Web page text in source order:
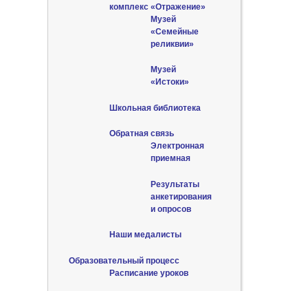
комплекс «Отражение»
Музей
«Семейные
реликвии»
Музей
«Истоки»
Школьная библиотека
Обратная связь
Электронная
приемная
Результаты
анкетирования
и опросов
Наши медалисты
Образовательный процесс
Расписание уроков